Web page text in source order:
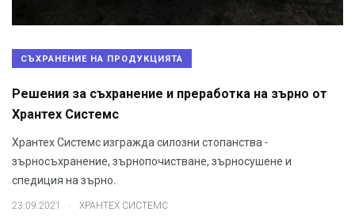
СЪХРАНЕНИЕ НА ПРОДУКЦИЯТА
Решения за съхранение и преработка на зърно от
Хрантех Системс
Хрантех Системс изгражда силозни стопанства -
зърносъхранение, зърнопочистване, зърносушене и
спедиция на зърно.
23.09.2021 . ХРАНТЕХ СИСТЕМС